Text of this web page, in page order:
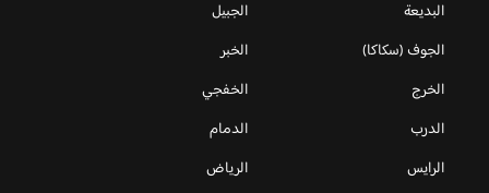
البديعة
الجبيل
الجوف (سكاكا)
الخبر
الخرج
الخفجي
الدرب
الدمام
الرايس
الرياض